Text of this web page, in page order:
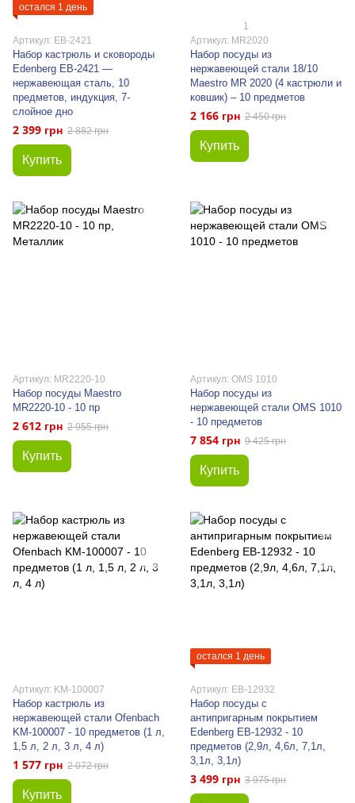
остался 1 день
Артикул: EB-2421
Набор кастрюль и сковороды
Edenberg EB-2421 —
нержавеющая сталь, 10
предметов, индукция, 7-
слойное дно
2 399 грн 2 882 грн
Купить
1
Артикул: MR2020
Набор посуды из
нержавеющей стали 18/10
Maestro MR 2020 (4 кастрюли и
ковшик) – 10 предметов
2 166 грн 2 450 грн
Купить
Артикул: MR2220-10
Набор посуды Maestro
MR2220-10 - 10 пр
2 612 грн 2 955 грн
Купить
Артикул: OMS 1010
Набор посуды из
нержавеющей стали OMS 1010
- 10 предметов
7 854 грн 9 425 грн
Купить
Артикул: KM-100007
Набор кастрюль из
нержавеющей стали Ofenbach
KM-100007 - 10 предметов (1 л,
1,5 л, 2 л, 3 л, 4 л)
1 577 грн 2 072 грн
Купить
остался 1 день
Артикул: EB-12932
Набор посуды с
антипригарным покрытием
Edenberg EB-12932 - 10
предметов (2,9л, 4,6л, 7,1л,
3,1л, 3,1л)
3 499 грн 3 975 грн